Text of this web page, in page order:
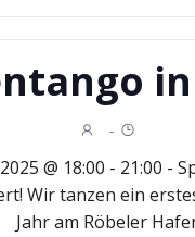
-
@ 18:00 - 21:00 -
Wir tanzen ein
Jahr am Röbeler